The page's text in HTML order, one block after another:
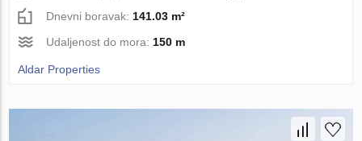
Dnevni boravak: 141.03 m²
Udaljenost do mora: 150 m
Aldar Properties